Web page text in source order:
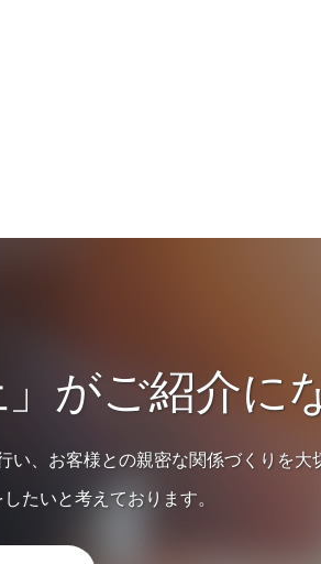
がご紹介に
、お客様との親密な関係づくりを大
たいと考えております。